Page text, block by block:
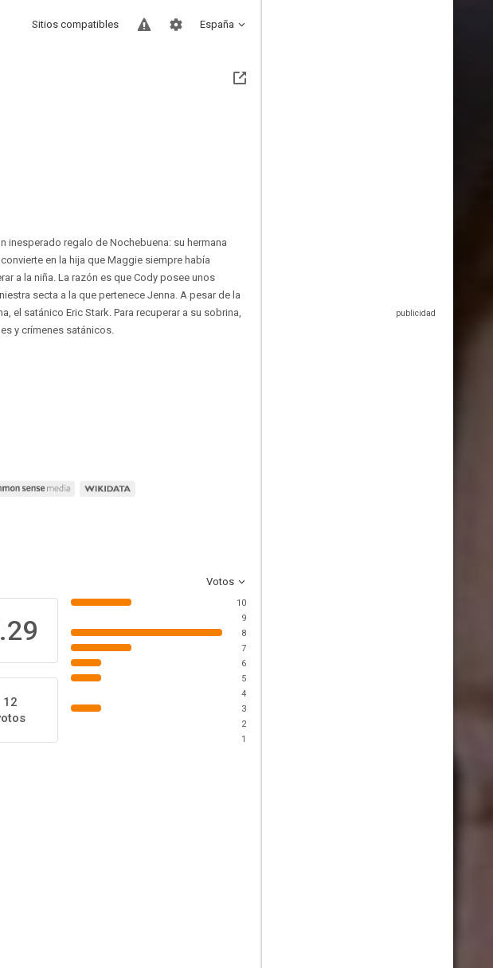
España
Sitios compatibles
inesperado regalo de Nochebuena: su hermana
en la hija que Maggie siempre había
a la niña. La razón es que Cody posee unos
secta a la que pertenece Jenna. A pesar de la
el satánico Eric Stark. Para recuperar a su sobrina,
y crímenes satánicos.
Votos
12
10
9
8
7
6
5
4
3
2
1